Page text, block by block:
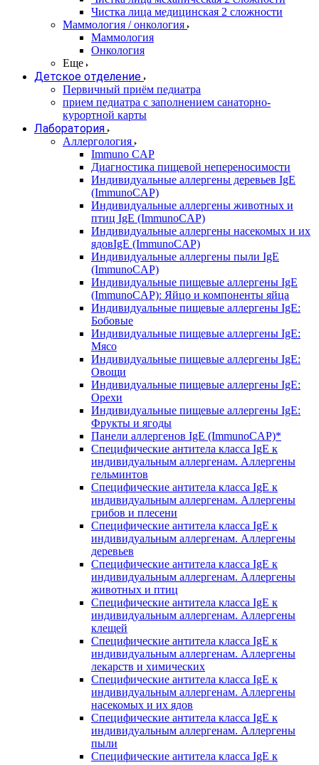
Чистка лица медицинская 2 сложности
Маммология / онкология
Маммология
Онкология
Еще
Детское отделение
Первичный приём педиатра
прием педиатра с заполнением санаторно-
курортной карты
Лаборатория
Аллергология
Immuno CAP
Диагностика пищевой непереносимости
Индивидуальные аллергены деревьев IgE
(ImmunoCAP)
Индивидуальные аллергены животных и
птиц IgE (ImmunoCAP)
Индивидуальные аллергены насекомых и их
ядовIgE (ImmunoCAP)
Индивидуальные аллергены пыли IgE
(ImmunoCAP)
Индивидуальные пищевые аллергены IgE
(ImmunoCAP): Яйцо и компоненты яйца
Индивидуальные пищевые аллергены IgE:
Бобовые
Индивидуальные пищевые аллергены IgE:
Мясо
Индивидуальные пищевые аллергены IgE:
Овощи
Индивидуальные пищевые аллергены IgE:
Орехи
Индивидуальные пищевые аллергены IgE:
Фрукты и ягоды
Панели аллергенов IgE (ImmunoCAP)*
Специфические антитела класса IgE к
индивидуальным аллергенам. Аллергены
гельминтов
Специфические антитела класса IgE к
индивидуальным аллергенам. Аллергены
грибов и плесени
Специфические антитела класса IgE к
индивидуальным аллергенам. Аллергены
деревьев
Специфические антитела класса IgE к
индивидуальным аллергенам. Аллергены
животных и птиц
Специфические антитела класса IgE к
индивидуальным аллергенам. Аллергены
клещей
Специфические антитела класса IgE к
индивидуальным аллергенам. Аллергены
лекарств и химических
Специфические антитела класса IgE к
индивидуальным аллергенам. Аллергены
насекомых и их ядов
Специфические антитела класса IgE к
индивидуальным аллергенам. Аллергены
пыли
Специфические антитела класса IgE к